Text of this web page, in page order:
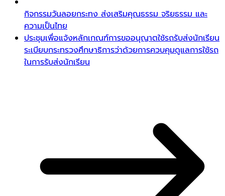
กิจกรรมวันลอยกระทง ส่งเสริมคุณธรรม จริยธรรม และ
ความเป็นไทย
ประชุมเพื่อแจ้งหลักเกณฑ์การขออนุญาตใช้รถรับส่งนักเรียน
ระเบียบกระทรวงศึกษาธิการว่าด้วยการควบคุมดูแลการใช้รถ
ในการรับส่งนักเรียน